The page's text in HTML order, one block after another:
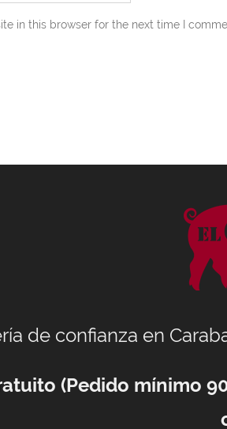
in this browser for the next time I
de confianza en
(Pedido mínimo